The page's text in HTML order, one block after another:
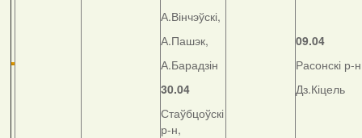
А.Вінчэўскі,
А.Пашэк,
А.Барадзін
30.04
Стаўбцоўскі
р-н,
09.04
Расонскі р-
Дз.Кіцель